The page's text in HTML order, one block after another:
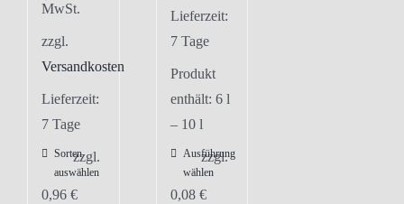
MwSt.
zzgl.
Versandkosten
Lieferzeit:
7 Tage
Sorten
auswählen
zzgl.
0,96 €
Lieferzeit:
7 Tage
Produkt
enthält: 6 l
– 10 l
Ausführung
wählen
Dieses
Produkt
zzgl.
0,08 €